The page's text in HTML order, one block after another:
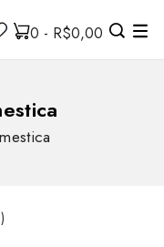
0 - R$0,00